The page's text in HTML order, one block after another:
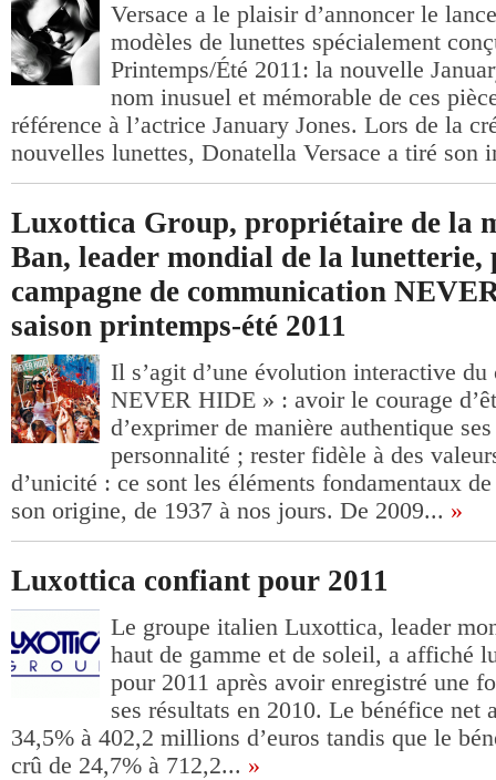
Versace a le plaisir d’annoncer le
modèles de lunettes spécialement
Printemps/Été 2011: la nouvelle
nom inusuel et mémorable de ces
référence à l’actrice January Jones. Lors de la
nouvelles lunettes, Donatella Versace a tiré son
Luxottica Group, propriétaire de la
Ban, leader mondial de la lunetterie,
campagne de communication
saison printemps-été 2011
Il s’agit d’une évolution interactive du
NEVER HIDE » : avoir le courage
d’exprimer de manière authentique
personnalité ; rester fidèle à des
d’unicité : ce sont les éléments fondamentaux
son origine, de 1937 à nos jours. De 2009... »
Luxottica confiant pour 2011
Le groupe italien Luxottica, leader
haut de gamme et de soleil, a affiché
pour 2011 après avoir enregistré une
ses résultats en 2010. Le bénéfice net
34,5% à 402,2 millions d’euros tandis que le
crû de 24,7% à 712,2... »